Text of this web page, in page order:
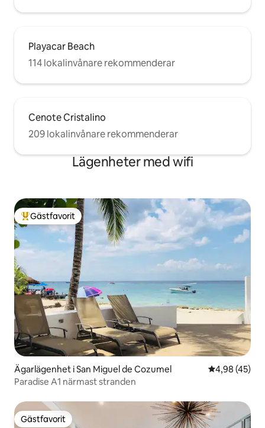
Playacar Beach
114 lokalinvånare rekommenderar
Cenote Cristalino
209 lokalinvånare rekommenderar
Lägenheter med wifi
Populär gästfavorit
Gästfavorit
Ägarlägenhet i San Miguel de Cozumel 4,98 av 5 i
4,98 (45)
Paradise A1 närmast stranden
Gästfavorit
Gästfavorit